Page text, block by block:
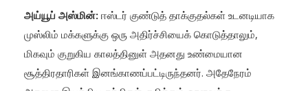
அய்யூப் அஸ்மின்: ஈஸ்டர் குண்டுத் தாக்குதல்கள் உடனடியாக
முஸ்லிம் மக்களுக்கு ஒரு அதிர்ச்சியைக் கொடுத்தாலும்,
மிகவும் குறுகிய காலத்தினுள் அதனது உண்மையான
சூத்திரதாரிகள் இனங்காணப்பட்டிருந்தனர். அதேநேரம்